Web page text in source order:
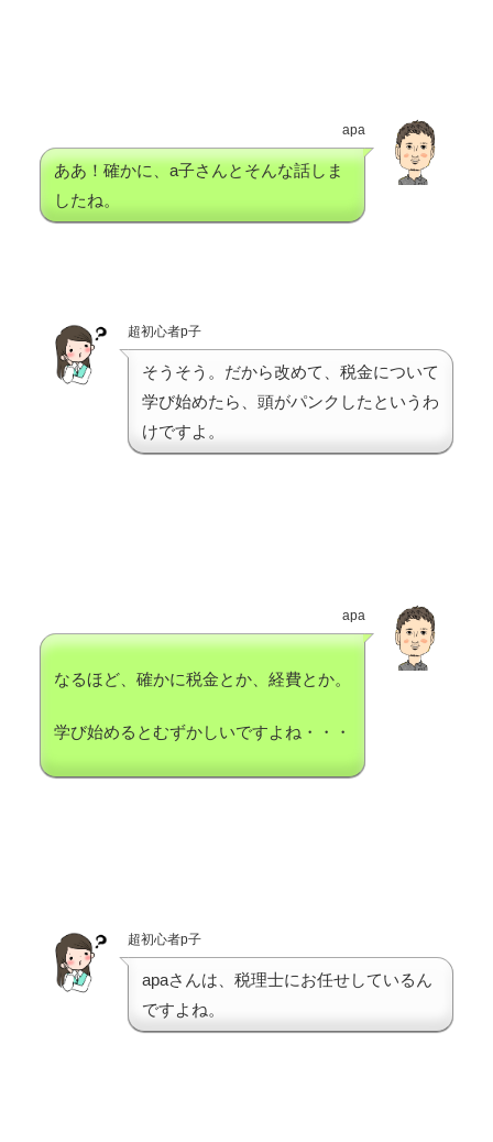
apa
ああ！確かに、a子さんとそんな話しま
したね。
超初心者p子
そうそう。だから改めて、税金について
学び始めたら、頭がパンクしたというわ
けですよ。
apa
なるほど、確かに税金とか、経費とか。
学び始めるとむずかしいですよね・・・
超初心者p子
apaさんは、税理士にお任せしているん
ですよね。